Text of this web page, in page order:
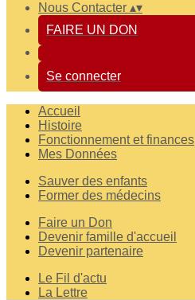
Nous Contacter ▴▾
FAIRE UN DON
Se connecter
Accueil
Histoire
Fonctionnement et finances
Mes Données
Sauver des enfants
Former des médecins
Faire un Don
Devenir famille d'accueil
Devenir partenaire
Le Fil d'actu
La Lettre